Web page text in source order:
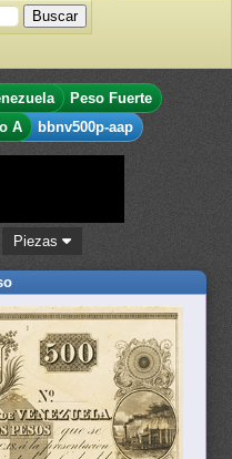
Peso Fuerte
A bbnv500p-aap
Piezas